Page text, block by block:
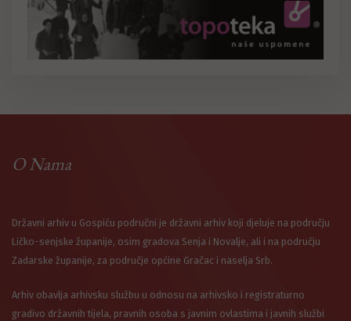
O Nama
Državni arhiv u Gospiću područni je državni arhiv koji djeluje na području
Ličko-senjske županije, osim gradova Senja i Novalje, ali i na području
Zadarske županije, za područje općine Gračac i naselja Srb.
Arhiv obavlja arhivsku službu u odnosu na arhivsko i registraturno
gradivo državnih tijela, pravnih osoba s javnim ovlastima i javnih službi